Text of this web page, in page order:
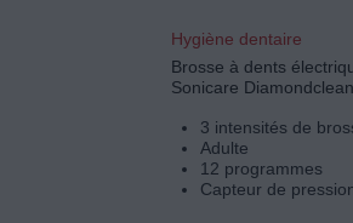
Hygiène dentaire
Brosse à dents
Sonicare
3 intensités de
Adulte
12 programmes
Capteur de